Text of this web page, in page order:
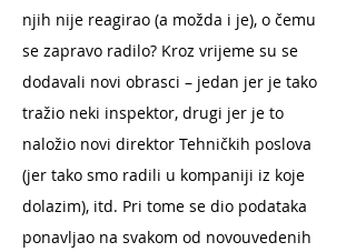
njih nije reagirao (a možda i je), o čemu
se zapravo radilo? Kroz vrijeme su se
dodavali novi obrasci – jedan jer je tako
tražio neki inspektor, drugi jer je to
naložio novi direktor Tehničkih poslova
(jer tako smo radili u kompaniji iz koje
dolazim), itd. Pri tome se dio podataka
ponavljao na svakom od novouvedenih